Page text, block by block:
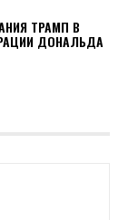
ТРАМП В
ДОНАЛЬДА